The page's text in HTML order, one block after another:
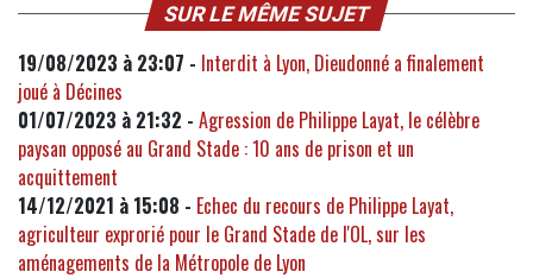
SUR LE MÊME SUJET
19/08/2023 à 23:07 - Interdit à Lyon, Dieudonné a finalement
joué à Décines
01/07/2023 à 21:32 - Agression de Philippe Layat, le célèbre
paysan opposé au Grand Stade : 10 ans de prison et un
acquittement
14/12/2021 à 15:08 - Echec du recours de Philippe Layat,
agriculteur exprorié pour le Grand Stade de l'OL, sur les
aménagements de la Métropole de Lyon